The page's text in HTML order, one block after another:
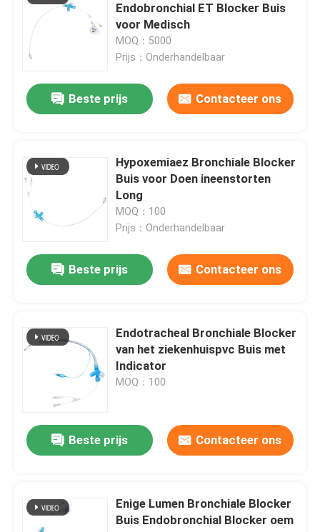
Kwaliteitscontrole
nieuws
Alle Gevallen
Vraag een offerte aan
Nasopharyngeal Luchtroutebuis
Beschikbare Endotracheal Buis
Dubbele Lumen Luchtpijptak
De Manometer van de manchetdruk
Endobronchial ET Blocker Buis
voor Medisch
MOQ：5000
Prijs：Onderhandelbaar
Beste prijs Contacteer ons
Hypoxemiaez Bronchiale Blocker
Buis voor Doen ineenstorten
Long
MOQ：100
Prijs：Onderhandelbaar
Beste prijs Contacteer ons
Endotracheal Bronchiale Blocker
van het ziekenhuispvc Buis met
Indicator
MOQ：100
Beste prijs Contacteer ons
Enige Lumen Bronchiale Blocker
Buis Endobronchial Blocker oem